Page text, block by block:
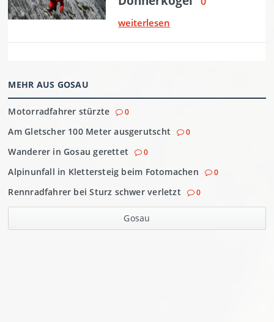
MEHR AUS GOSAU
Motorradfahrer stürzte 0
Am Gletscher 100 Meter ausgerutscht 0
Wanderer in Gosau gerettet 0
Alpinunfall in Klettersteig beim Fotomachen 0
Rennradfahrer bei Sturz schwer verletzt 0
Gosau